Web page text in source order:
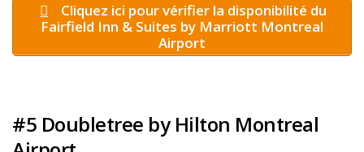
Cliquez ici pour vérifier la disponibilité du
Fairfield Inn & Suites by Marriott Montreal
Airport
#5 Doubletree by Hilton Montreal